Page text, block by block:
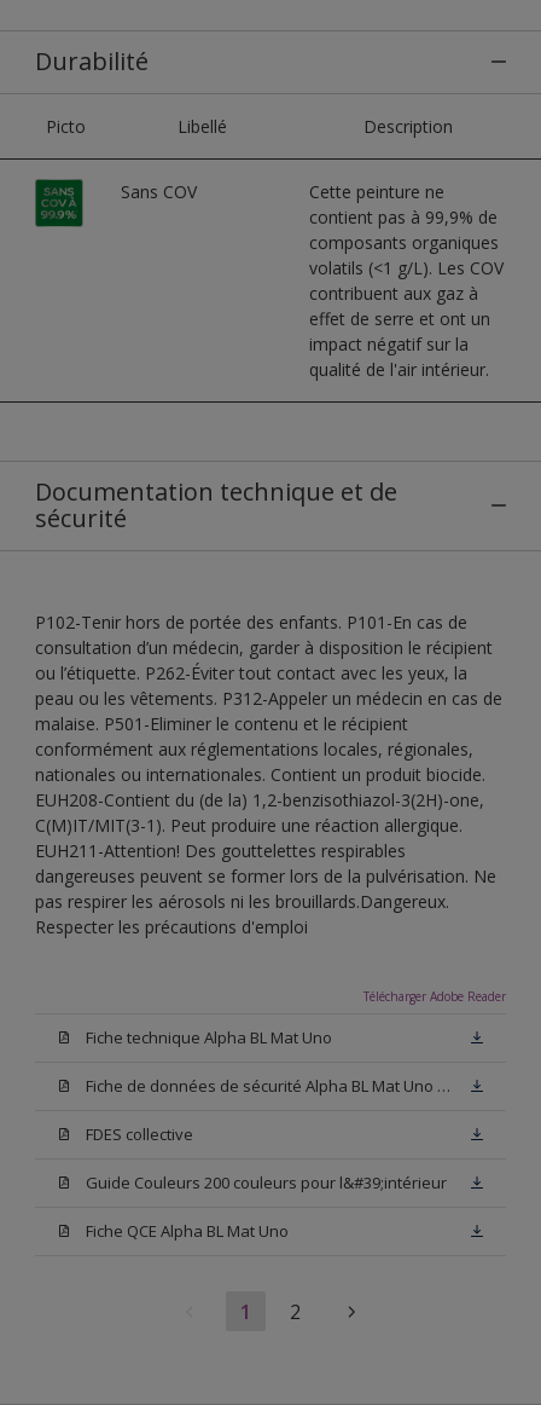
Durabilité
Picto Libellé Description
Sans COV
Cette peinture ne
contient pas à 99,9% de
composants organiques
volatils (<1 g/L). Les COV
contribuent aux gaz à
effet de serre et ont un
impact négatif sur la
qualité de l'air intérieur.
Documentation technique et de
sécurité
P102-Tenir hors de portée des enfants. P101-En cas de
consultation d’un médecin, garder à disposition le récipient
ou l’étiquette. P262-Éviter tout contact avec les yeux, la
peau ou les vêtements. P312-Appeler un médecin en cas de
malaise. P501-Eliminer le contenu et le récipient
conformément aux réglementations locales, régionales,
nationales ou internationales. Contient un produit biocide.
EUH208-Contient du (de la) 1,2-benzisothiazol-3(2H)-one,
C(M)IT/MIT(3-1). Peut produire une réaction allergique.
EUH211-Attention! Des gouttelettes respirables
dangereuses peuvent se former lors de la pulvérisation. Ne
pas respirer les aérosols ni les brouillards.Dangereux.
Respecter les précautions d'emploi
Télécharger Adobe Reader
Fiche technique Alpha BL Mat Uno
Fiche de données de sécurité Alpha BL Mat Uno Base W05
FDES collective
Guide Couleurs 200 couleurs pour l&#39;intérieur
Fiche QCE Alpha BL Mat Uno
1 2